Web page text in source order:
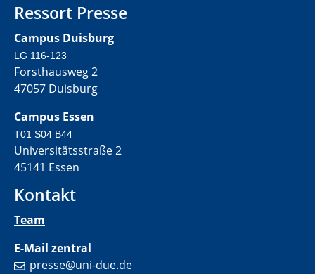
Ressort Presse
Campus Duisburg
LG 116-123
Forsthausweg 2
47057 Duisburg
Campus Essen
T01 S04 B44
Universitätsstraße 2
45141 Essen
Kontakt
Team
E-Mail zentral
presse@uni-due.de